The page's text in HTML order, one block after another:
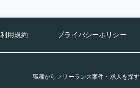
利用規約 プライバシーポリシー
職種からフリーランス案件・求人を探す